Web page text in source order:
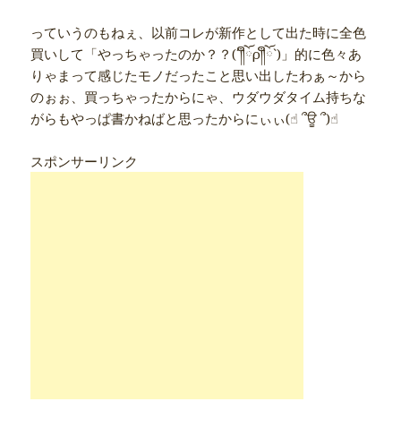
っていうのもねぇ、以前コレが新作として出た時に全色
買いして「やっちゃったのか？？(´༎ຶོρ༎ຶོ`)」的に色々あ
りゃまって感じたモノだったこと思い出したわぁ～から
のぉぉ、買っちゃったからにゃ、ウダウダタイム持ちな
がらもやっぱ書かねばと思ったからにぃぃ(☝︎ ՞ਊ ՞)☝︎
スポンサーリンク